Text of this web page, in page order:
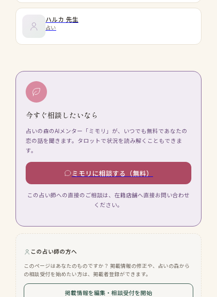
ハルカ 先生
占い
今すぐ相談したいなら
占いの森のAIメンター「ミモリ」が、いつでも無料であなたの
恋の話を聞きます。タロットで状況を読み解くこともできま
す。
ミモリに相談する（無料）
この占い師への直接のご相談は、在籍店舗へ直接お問い合わせ
ください。
この占い師の方へ
このページはあなたのものですか？ 掲載情報の修正や、占いの森から
の相談受付を始めたい方は、掲載者登録ができます。
掲載情報を編集・相談受付を開始